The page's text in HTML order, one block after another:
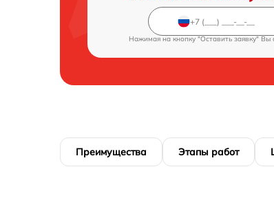
Нажимая на кнопку "Оставить заявку" Вы
Преимущества Этапы работ